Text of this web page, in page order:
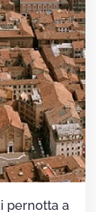
pernotta a